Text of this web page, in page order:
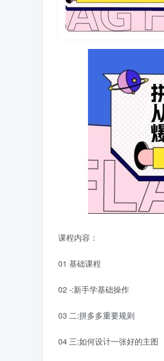
课程内容：
01 基础课程
02 -:新手学基础操作
03 二:拼多多重要规则
04 三:如何设计一张好的主图